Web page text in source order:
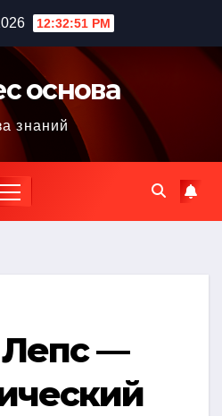
12:32:52 PM
основа
знаний
Лепс —